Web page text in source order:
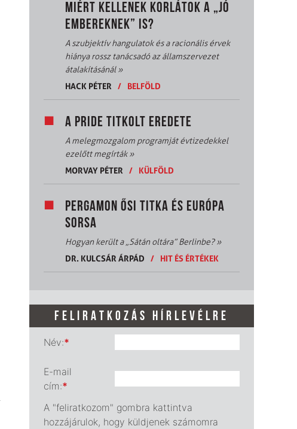
MIÉRT KELLENEK KORLÁTOK A „JÓ
EMBEREKNEK” IS?
A szubjektív hangulatok és a racionális érvek
hiánya rossz tanácsadó az államszervezet
átalakításánál»
HACK PÉTER
/ BELFÖLD
A PRIDE TITKOLT EREDETE
A melegmozgalom programját évtizedekkel
ezelőtt megírták»
MORVAY PÉTER
/ KÜLFÖLD
PERGAMON ŐSI TITKA ÉS EURÓPA
SORSA
Hogyan került a „Sátán oltára” Berlinbe?»
DR. KULCSÁR ÁRPÁD
/ HIT ÉS ÉRTÉKEK
FELIRATKOZÁS HÍRLEVÉLRE
Név:*
E-mail
cím:*
A "feliratkozom" gombra kattintva
hozzájárulok, hogy küldjenek számomra